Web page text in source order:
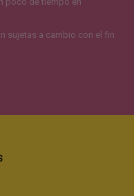
sujetas a cambio con el fin